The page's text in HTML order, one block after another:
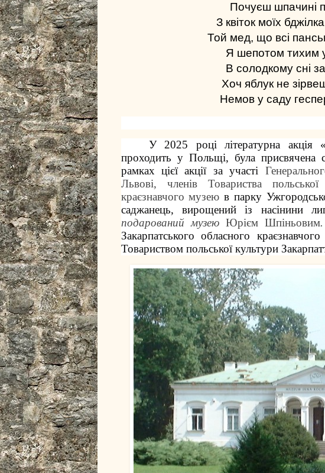
Почуєш шпачині
З квіток моїх
Той мед, що всі
Я шепотом тихим
В солодкому сні
Хоч яблук не
Немов у саду
У 2025 році літературна акція
проходить у Польщі, була присвячена
рамках цієї акції за участі
Львові, членів Товариства
краєзнавчого музеюв парку
саджанець, вирощений із насінини
подарований музею Юрієм Шпіньовим
Закарпатського обласного
Товариством польської культури